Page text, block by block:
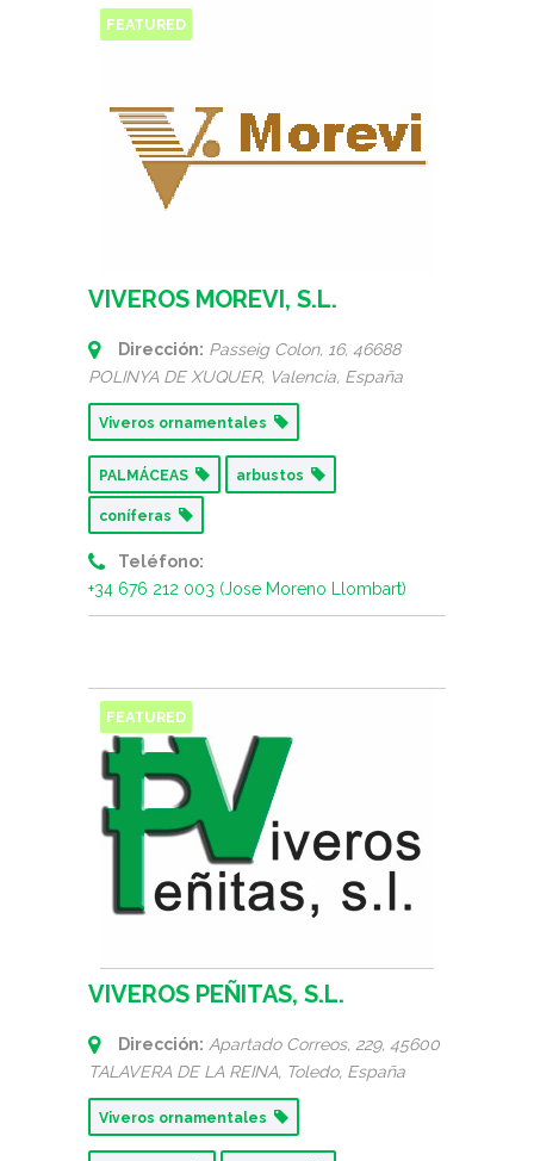
FEATURED
VIVEROS MOREVI, S.L.
Dirección: Passeig Colon, 16, 46688
POLINYA DE XUQUER, Valencia, España
Viveros ornamentales
PALMÁCEAS arbustos
coníferas
Teléfono:
+34 676 212 003 (Jose Moreno Llombart)
FEATURED
VIVEROS PEÑITAS, S.L.
Dirección: Apartado Correos, 229, 45600
TALAVERA DE LA REINA, Toledo, España
Viveros ornamentales